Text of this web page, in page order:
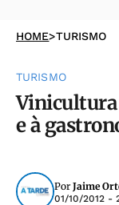
HOME>TURISMO
TURISMO
Vinicultura
e à
Por Jaime
01/10/2012 -